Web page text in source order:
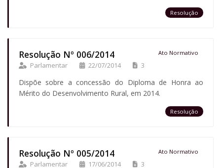
Resolução
Resolução Nº 006/2014 Ato Normativo
Parlamentar 22/07/2014 3
Dispõe sobre a concessão do Diploma de Honra ao
Mérito do Desenvolvimento Rural, em 2014.
Resolução
Resolução Nº 005/2014 Ato Normativo
Parlamentar 17/06/2014 3